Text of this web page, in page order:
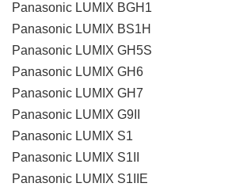
Panasonic LUMIX BGH1
Panasonic LUMIX BS1H
Panasonic LUMIX GH5S
Panasonic LUMIX GH6
Panasonic LUMIX GH7
Panasonic LUMIX G9II
Panasonic LUMIX S1
Panasonic LUMIX S1II
Panasonic LUMIX S1IIE